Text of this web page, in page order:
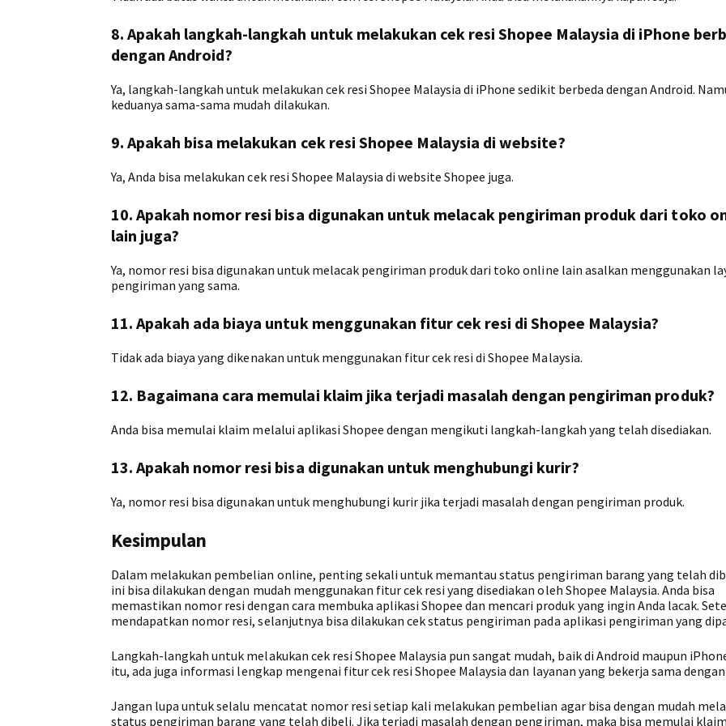
8. Apakah langkah-langkah untuk melakukan cek resi Shopee Malaysia di iPhone
dengan Android?
Ya, langkah-langkah untuk melakukan cek resi Shopee Malaysia di iPhone sedikit berbeda dengan Android.
keduanya sama-sama mudah dilakukan.
9. Apakah bisa melakukan cek resi Shopee Malaysia di website?
Ya, Anda bisa melakukan cek resi Shopee Malaysia di website Shopee juga.
10. Apakah nomor resi bisa digunakan untuk melacak pengiriman produk dari toko
lain juga?
Ya, nomor resi bisa digunakan untuk melacak pengiriman produk dari toko online lain asalkan menggunakan
pengiriman yang sama.
11. Apakah ada biaya untuk menggunakan fitur cek resi di Shopee Malaysia?
Tidak ada biaya yang dikenakan untuk menggunakan fitur cek resi di Shopee Malaysia.
12. Bagaimana cara memulai klaim jika terjadi masalah dengan pengiriman produk?
Anda bisa memulai klaim melalui aplikasi Shopee dengan mengikuti langkah-langkah yang telah disediakan.
13. Apakah nomor resi bisa digunakan untuk menghubungi kurir?
Ya, nomor resi bisa digunakan untuk menghubungi kurir jika terjadi masalah dengan pengiriman produk.
Kesimpulan
Dalam melakukan pembelian online, penting sekali untuk memantau status pengiriman barang yang telah
ini bisa dilakukan dengan mudah menggunakan fitur cek resi yang disediakan oleh Shopee Malaysia. Anda bisa
memastikan nomor resi dengan cara membuka aplikasi Shopee dan mencari produk yang ingin Anda lacak.
mendapatkan nomor resi, selanjutnya bisa dilakukan cek status pengiriman pada aplikasi pengiriman yang
Langkah-langkah untuk melakukan cek resi Shopee Malaysia pun sangat mudah, baik di Android maupun
itu, ada juga informasi lengkap mengenai fitur cek resi Shopee Malaysia dan layanan yang bekerja sama dengan
Jangan lupa untuk selalu mencatat nomor resi setiap kali melakukan pembelian agar bisa dengan mudah
status pengiriman barang yang telah dibeli. Jika terjadi masalah dengan pengiriman, maka bisa memulai